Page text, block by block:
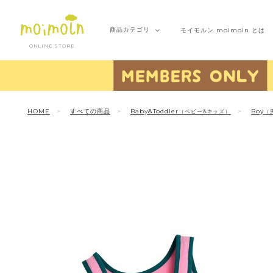
ONLINE STORE
商品カテゴリ モイモルン moimoln とは
HOME すべての商品 Baby&Toddler （ベビー&キッズ） Boy